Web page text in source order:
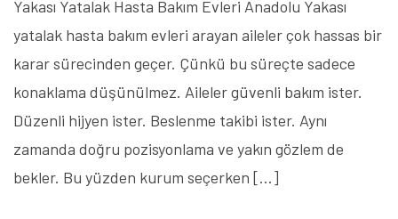
Yakası Yatalak Hasta Bakım Evleri Anadolu Yakası
yatalak hasta bakım evleri arayan aileler çok hassas bir
karar sürecinden geçer. Çünkü bu süreçte sadece
konaklama düşünülmez. Aileler güvenli bakım ister.
Düzenli hijyen ister. Beslenme takibi ister. Aynı
zamanda doğru pozisyonlama ve yakın gözlem de
bekler. Bu yüzden kurum seçerken […]